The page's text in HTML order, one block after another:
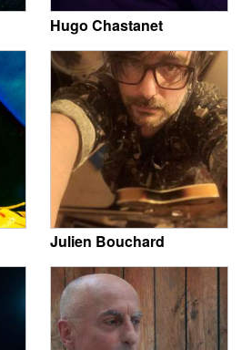
Hugo Chastanet
Julien Bouchard